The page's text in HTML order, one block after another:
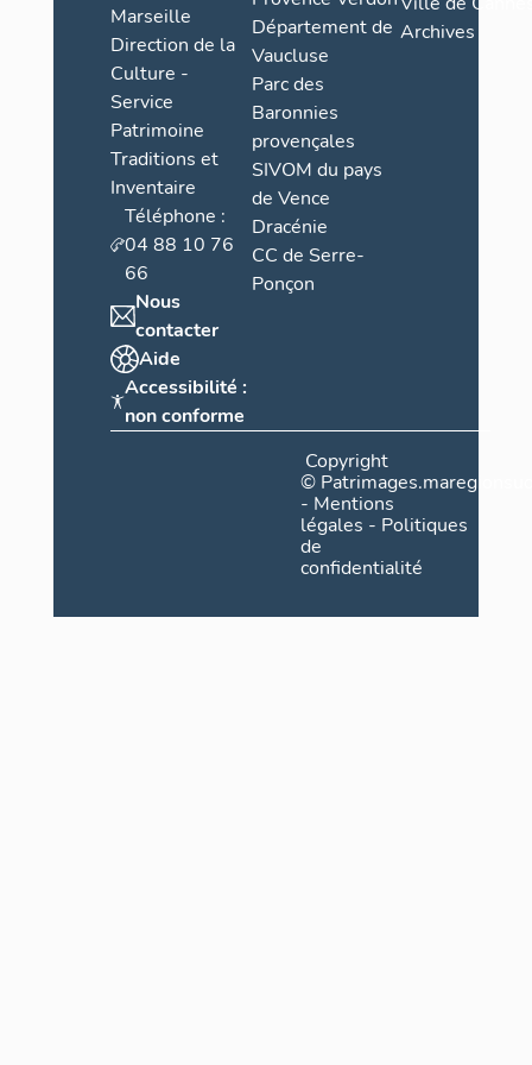
Marseille
Direction de la
Culture -
Service
Patrimoine
Traditions et
Inventaire
Téléphone :
04 88 10 76
66
Nous
contacter
Aide
Accessibilité :
non conforme
Département de
Vaucluse
Parc des
Baronnies
provençales
SIVOM du pays
de Vence
Dracénie
CC de Serre-
Ponçon
Archives
Copyright
©
- Mentions
légales - Politiques
de
confidentialité